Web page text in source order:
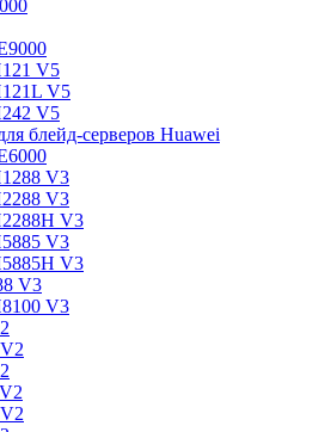
V5
V5
V5
блейд-серверов Huawei
V3
V3
V3
V3
V3
V3
V3